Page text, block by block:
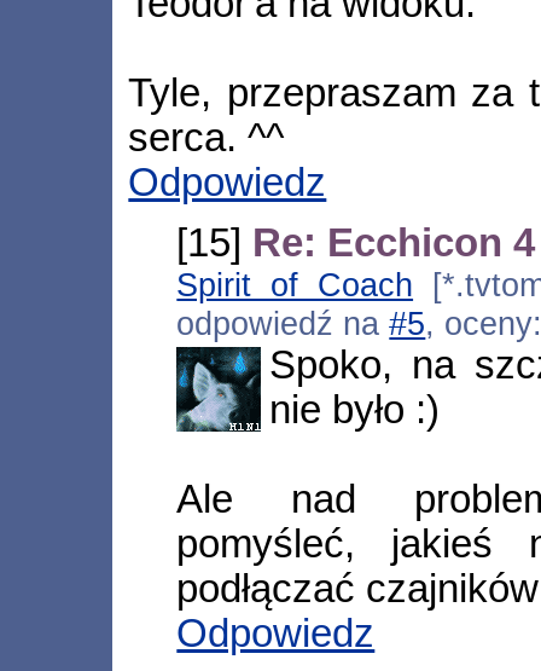
Tyle, przepraszam za
serca. ^^
Odpowiedz
[15] Re: Ecchicon
Spirit of Coach
odpowiedź na#5,
Spoko, na
nie było :)
Ale nad
pomyśleć,
podłączać
Odpowiedz